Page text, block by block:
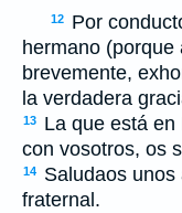
12 Por
hermano (porque
brevemente,
la verdadera
13
La que está
con vosotros, os
14
Saludaos
fraternal.